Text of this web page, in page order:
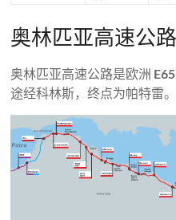
奥林匹亚高速公路
奥林匹亚高速公路是欧洲 E65
途经科林斯，终点为帕特雷。